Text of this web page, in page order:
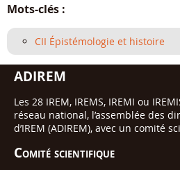
Mots-clés :
CII Épistémologie et histoire
ADIREM
Les 28 IREM, IREMS, IREMI ou
réseau national, l’assemblée des
d’IREM (ADIREM), avec un comité
Comité scientifique